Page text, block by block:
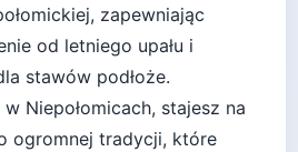
zapewniając
od letniego upału i
stawów podłoże.
Niepołomicach, stajesz na
ogromnej tradycji, które